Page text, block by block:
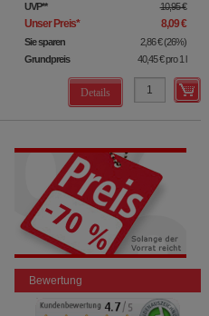
UVP** 10,95 €
Unser Preis* 8,09 €
Sie sparen 2,86 € (26%)
Grundpreis
40,45 €pro 1 l
Details
Bewertung